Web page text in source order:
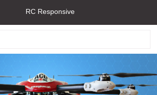
RC Responsive